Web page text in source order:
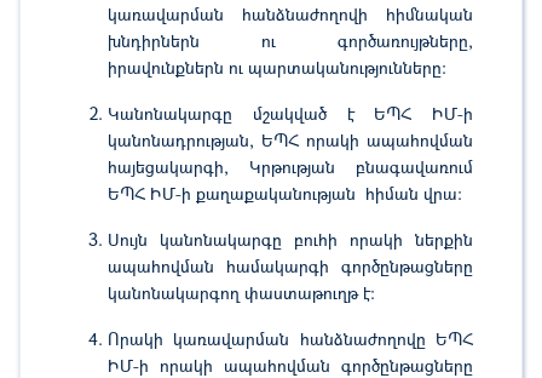
կառավարման հանձնաժողովի հիմնական
խնդիրներն ու գործառույթները,
իրավունքներն ու պարտականությունները:
Կանոնակարգը մշակված է ԵՊՀ ԻՄ-ի
կանոնադրության, ԵՊՀ որակի ապահովման
հայեցակարգի, Կրթության բնագավառում
ԵՊՀ ԻՄ-ի քաղաքականության հիման վրա:
Սույն կանոնակարգը բուհի որակի ներքին
ապահովման համակարգի գործընթացները
կանոնակարգող փաստաթուղթ է:
Որակի կառավարման հանձնաժողովը ԵՊՀ
ԻՄ-ի որակի ապահովման գործընթացները